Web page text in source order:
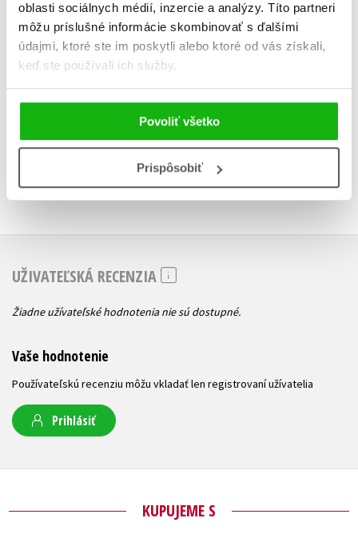
oblasti sociálnych médií, inzercie a analýzy. Títo partneri
môžu príslušné informácie skombinovať s ďalšími
údajmi, ktoré ste im poskytli alebo ktoré od vás získali,
keď ste používali ich služby.
Povoliť všetko
Prispôsobiť
Do košíka
27,97 €
Do
UŽIVATEĽSKÁ RECENZIA
Žiadne užívateľské hodnotenia nie sú dostupné.
Vaše hodnotenie
Používateľskú recenziu môžu vkladať len registrovaní užívatelia
Prihlásiť
KUPUJEME S